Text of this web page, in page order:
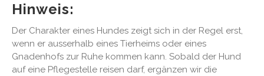
Hinweis:
Der Charakter eines Hundes zeigt sich in der Regel erst,
wenn er ausserhalb eines Tierheims oder eines
Gnadenhofs zur Ruhe kommen kann. Sobald der Hund
auf eine Pflegestelle reisen darf, ergänzen wir die